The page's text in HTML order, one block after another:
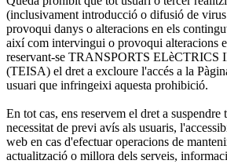
(inclusivament introducció o difusió de
provoqui danys o alteracions en els
així com intervingui o provoqui alteracions
reservant-se TRANSPORTS
(TEISA) el dret a excloure l'accés a la
usuari que infringeixi aquesta prohibició.
En tot cas, ens reservem el dret a suspendre
necessitat de previ avís als usuaris,
web en cas d'efectuar operacions de
actualització o millora dels serveis,